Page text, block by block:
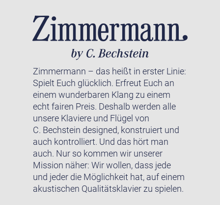
Zimmermann – das heißt in erster Linie:
Spielt Euch glücklich. Erfreut Euch an
einem wunderbaren Klang zu einem
echt fairen Preis. Deshalb werden alle
unsere Klaviere und Flügel von
C. Bechstein designed, konstruiert und
auch kontrolliert. Und das hört man
auch. Nur so kommen wir unserer
Mission näher: Wir wollen, dass jede
und jeder die Möglichkeit hat, auf einem
akustischen Qualitätsklavier zu spielen.